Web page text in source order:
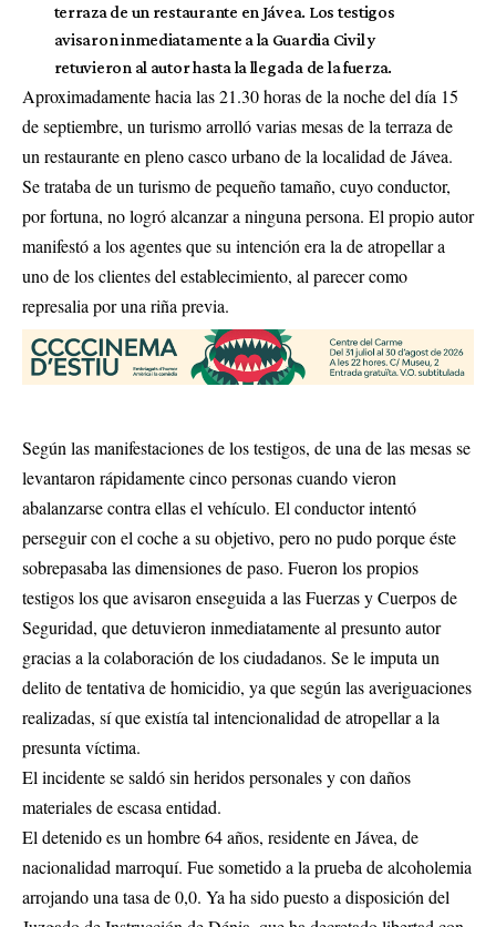
terraza de un restaurante en Jávea. Los testigos
avisaron inmediatamente a la Guardia Civil y
retuvieron al autor hasta la llegada de la fuerza.
Aproximadamente hacia las 21.30 horas de la noche del día 15
de septiembre, un turismo arrolló varias mesas de la terraza de
un restaurante en pleno casco urbano de la localidad de Jávea.
Se trataba de un turismo de pequeño tamaño, cuyo conductor,
por fortuna, no logró alcanzar a ninguna persona. El propio autor
manifestó a los agentes que su intención era la de atropellar a
uno de los clientes del establecimiento, al parecer como
represalia por una riña previa.
Según las manifestaciones de los testigos, de una de las mesas se
levantaron rápidamente cinco personas cuando vieron
abalanzarse contra ellas el vehículo. El conductor intentó
perseguir con el coche a su objetivo, pero no pudo porque éste
sobrepasaba las dimensiones de paso. Fueron los propios
testigos los que avisaron enseguida a las Fuerzas y Cuerpos de
Seguridad, que detuvieron inmediatamente al presunto autor
gracias a la colaboración de los ciudadanos. Se le imputa un
delito de tentativa de homicidio, ya que según las averiguaciones
realizadas, sí que existía tal intencionalidad de atropellar a la
presunta víctima.
El incidente se saldó sin heridos personales y con daños
materiales de escasa entidad.
El detenido es un hombre 64 años, residente en Jávea, de
nacionalidad marroquí. Fue sometido a la prueba de alcoholemia
arrojando una tasa de 0,0. Ya ha sido puesto a disposición del